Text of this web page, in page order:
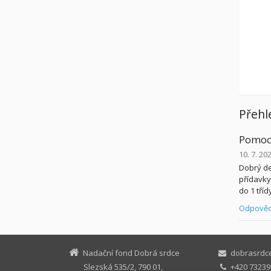
10. 7.
Dobrý
do 1
Nadační fond Dobrá srdce
Slezská 535/2, 790 01,
+420